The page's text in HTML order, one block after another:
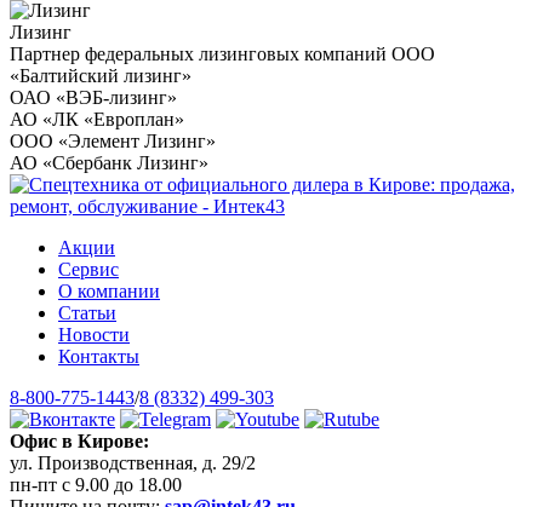
Лизинг
Партнер федеральных лизинговых компаний ООО
«Балтийский лизинг»
ОАО «ВЭБ-лизинг»
АО «ЛК «Европлан»
ООО «Элемент Лизинг»
АО «Сбербанк Лизинг»
Акции
Сервис
О компании
Статьи
Новости
Контакты
8-800-775-1443/8 (8332) 499-303
Офис в Кирове:
ул. Производственная, д. 29/2
пн-пт с 9.00 до 18.00